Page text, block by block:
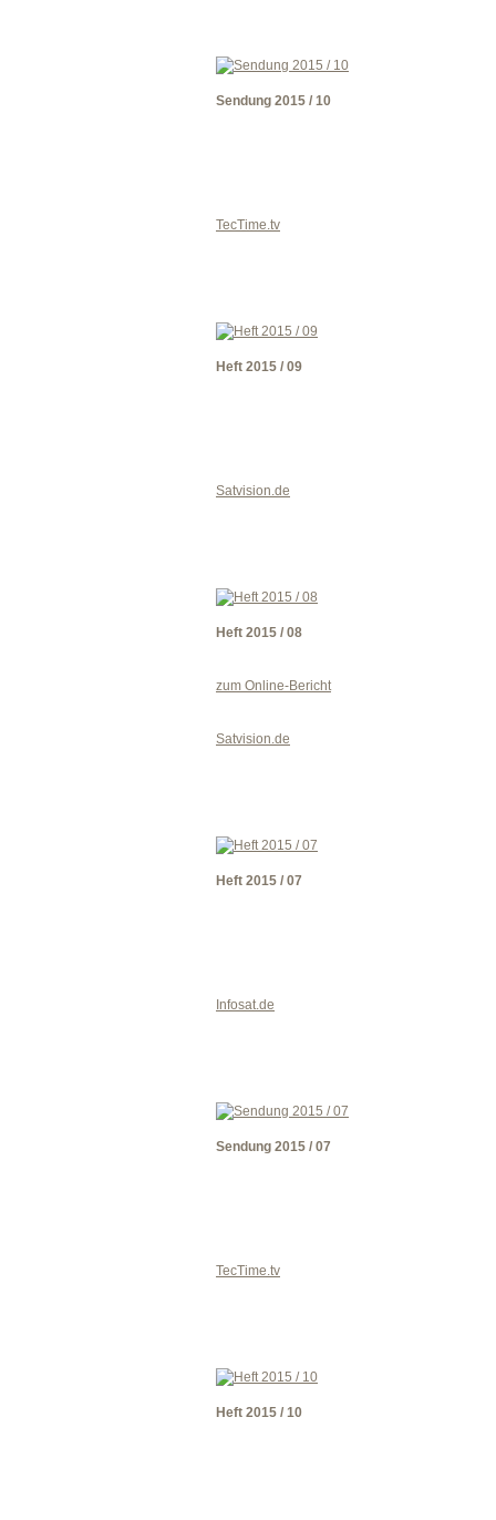
Sendung 2015 / 10
TecTime.tv
Heft 2015 / 09
Satvision.de
Heft 2015 / 08
zum Online-Bericht
Satvision.de
Heft 2015 / 07
Infosat.de
Sendung 2015 / 07
TecTime.tv
Heft 2015 / 10